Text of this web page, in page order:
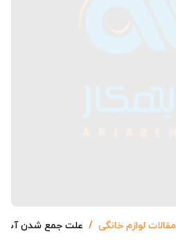
مقالات لوازم خانگی علت جمع شدن آب